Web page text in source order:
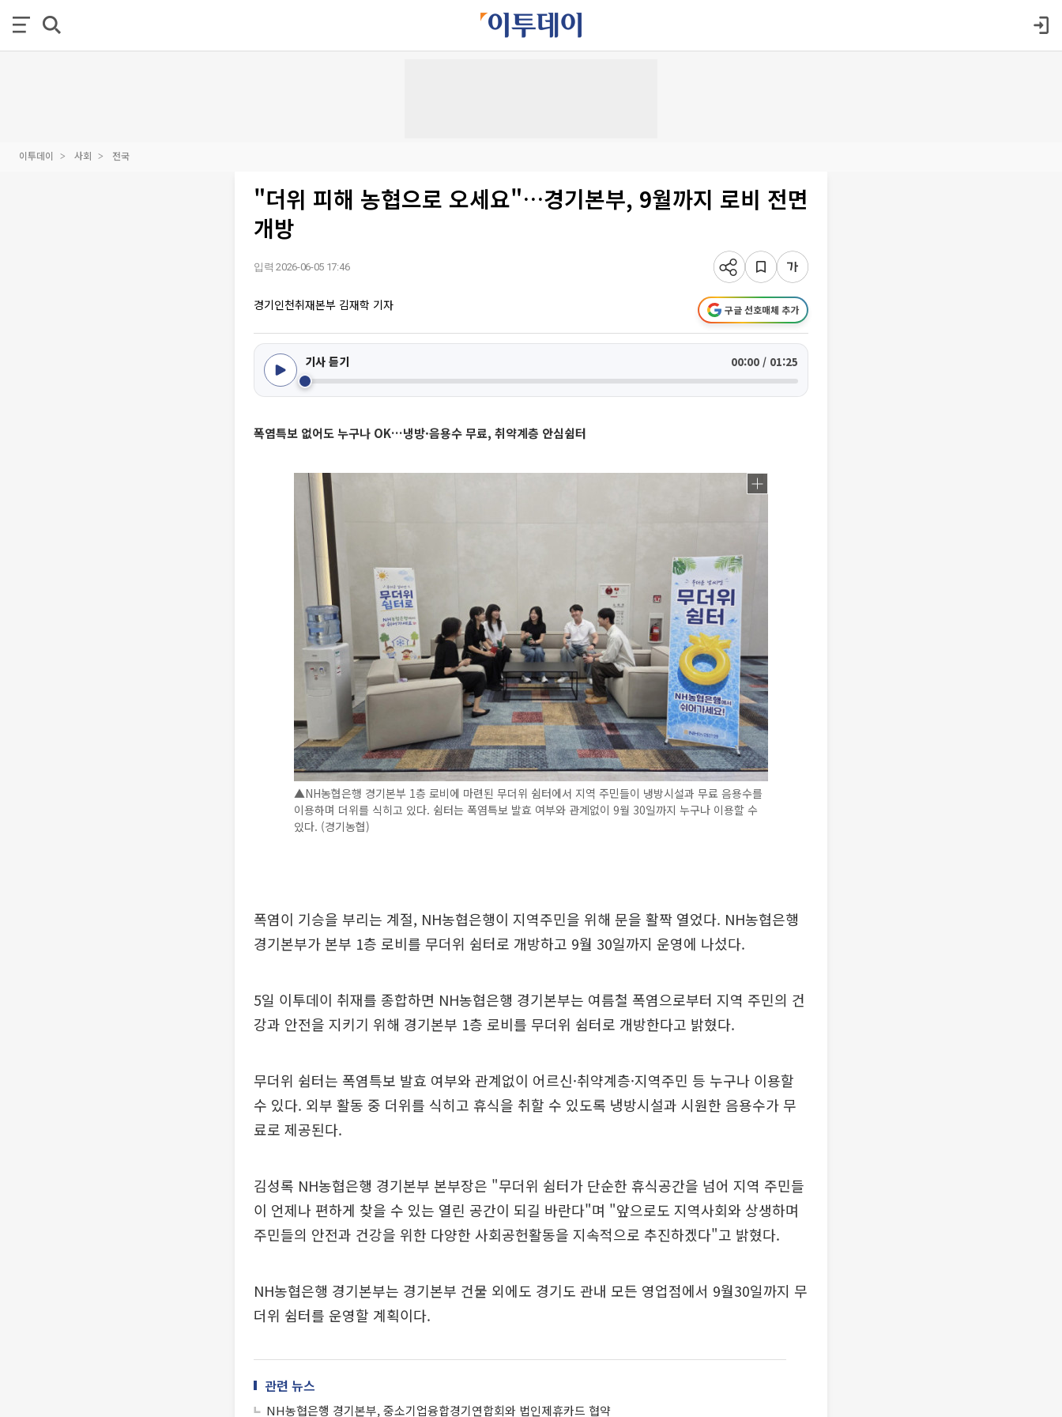
이투데이 사회 전국
"더위 피해 농협으로 오세요"…경기본부, 9월까지 로비 전면
개방
입력 2026-06-05 17:46
경기인천취재본부 김재학 기자 구글 선호매체 추가
기사 듣기 00:00 / 01:25
폭염특보 없어도 누구나 OK…냉방·음용수 무료, 취약계층 안심쉼터
▲NH농협은행 경기본부 1층 로비에 마련된 무더위 쉼터에서 지역 주민들이 냉방시설과 무료 음용수를
이용하며 더위를 식히고 있다. 쉼터는 폭염특보 발효 여부와 관계없이 9월 30일까지 누구나 이용할 수
있다. (경기농협)
폭염이 기승을 부리는 계절, NH농협은행이 지역주민을 위해 문을 활짝 열었다. NH농협은행
경기본부가 본부 1층 로비를 무더위 쉼터로 개방하고 9월 30일까지 운영에 나섰다.
5일 이투데이 취재를 종합하면 NH농협은행 경기본부는 여름철 폭염으로부터 지역 주민의 건
강과 안전을 지키기 위해 경기본부 1층 로비를 무더위 쉼터로 개방한다고 밝혔다.
무더위 쉼터는 폭염특보 발효 여부와 관계없이 어르신·취약계층·지역주민 등 누구나 이용할
수 있다. 외부 활동 중 더위를 식히고 휴식을 취할 수 있도록 냉방시설과 시원한 음용수가 무
료로 제공된다.
김성록 NH농협은행 경기본부 본부장은 "무더위 쉼터가 단순한 휴식공간을 넘어 지역 주민들
이 언제나 편하게 찾을 수 있는 열린 공간이 되길 바란다"며 "앞으로도 지역사회와 상생하며
주민들의 안전과 건강을 위한 다양한 사회공헌활동을 지속적으로 추진하겠다"고 밝혔다.
NH농협은행 경기본부는 경기본부 건물 외에도 경기도 관내 모든 영업점에서 9월30일까지 무
더위 쉼터를 운영할 계획이다.
관련 뉴스
NH농협은행 경기본부, 중소기업융합경기연합회와 법인제휴카드 협약